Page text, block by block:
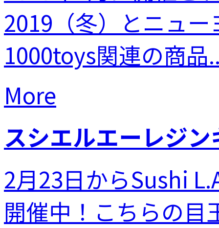
2019（冬）とニュ
1000toys関連の商品
More
スシエルエーレジ
2月23日からSushi
開催中！こちらの目